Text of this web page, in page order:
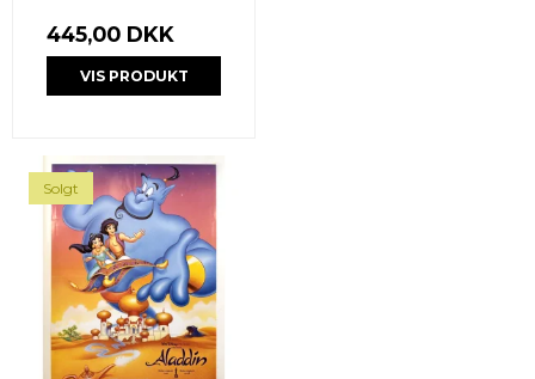
445,00 DKK
VIS PRODUKT
Solgt